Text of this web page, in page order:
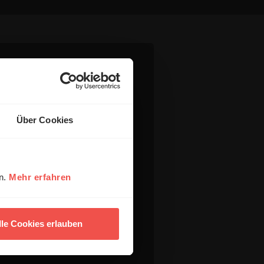
Über Cookies
Mehr erfahren
Cookies erlauben